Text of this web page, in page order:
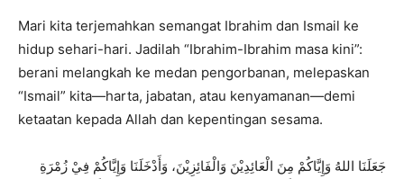
Mari kita terjemahkan semangat Ibrahim dan Ismail ke
hidup sehari-hari. Jadilah “Ibrahim-Ibrahim masa kini”:
berani melangkah ke medan pengorbanan, melepaskan
“Ismail” kita—harta, jabatan, atau kenyamanan—demi
ketaatan kepada Allah dan kepentingan sesama.
جَعَلَنَا اللهُ وَإِيَّاكُمْ مِنَ الْعَائِدِيْنَ وَالْفَائِزِيْنَ، وَأَدْخَلَنَا وَإِيَّاكُمْ فِيْ زُمْرَةِ